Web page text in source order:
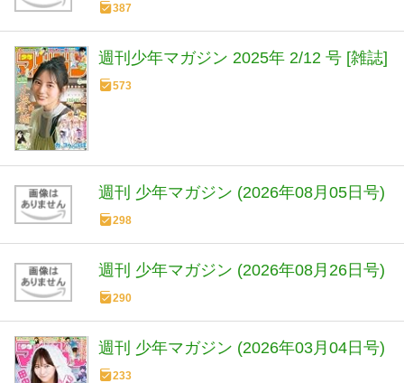
387
週刊少年マガジン 2025年 2/12 号 [雑誌]
573
週刊 少年マガジン (2026年08月05日号)
298
週刊 少年マガジン (2026年08月26日号)
290
週刊 少年マガジン (2026年03月04日号)
233